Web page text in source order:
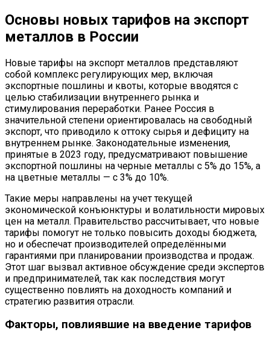
Основы новых тарифов на экспорт
металлов в России
Новые тарифы на экспорт металлов представляют
собой комплекс регулирующих мер, включая
экспортные пошлины и квоты, которые вводятся с
целью стабилизации внутреннего рынка и
стимулирования переработки. Ранее Россия в
значительной степени ориентировалась на свободный
экспорт, что приводило к оттоку сырья и дефициту на
внутреннем рынке. Законодательные изменения,
принятые в 2023 году, предусматривают повышение
экспортной пошлины на черные металлы с 5% до 15%, а
на цветные металлы — с 3% до 10%.
Такие меры направлены на учет текущей
экономической конъюнктуры и волатильности мировых
цен на металл. Правительство рассчитывает, что новые
тарифы помогут не только повысить доходы бюджета,
но и обеспечат производителей определёнными
гарантиями при планировании производства и продаж.
Этот шаг вызвал активное обсуждение среди экспертов
и предпринимателей, так как последствия могут
существенно повлиять на доходность компаний и
стратегию развития отрасли.
Факторы, повлиявшие на введение тарифов